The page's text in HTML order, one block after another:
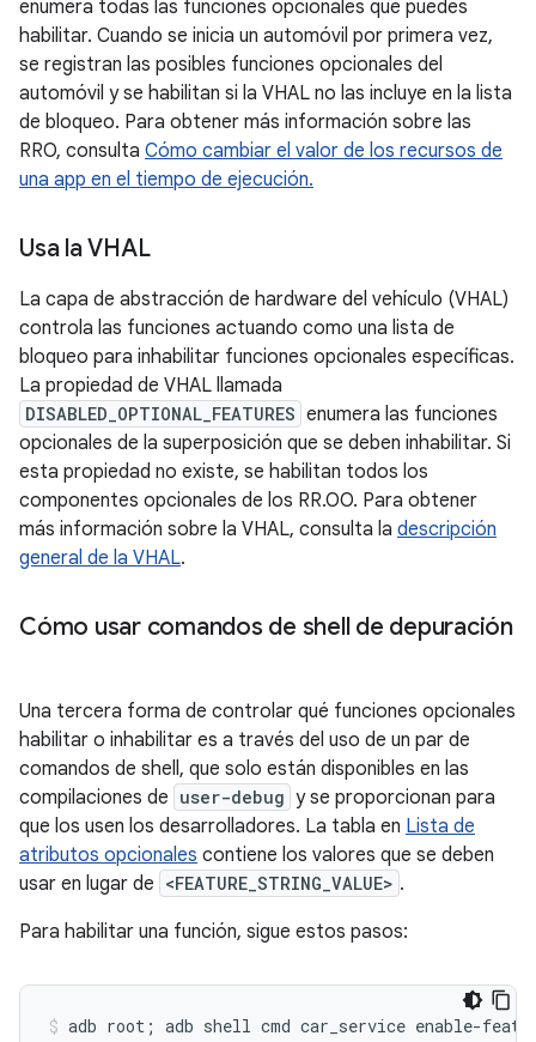
enumera todas las funciones opcionales que puedes
habilitar. Cuando se inicia un automóvil por primera vez,
se registran las posibles funciones opcionales del
automóvil y se habilitan si la VHAL no las incluye en la lista
de bloqueo. Para obtener más información sobre las
RRO, consulta Cómo cambiar el valor de los recursos de
una app en el tiempo de ejecución.
Usa la VHAL
La capa de abstracción de hardware del vehículo (VHAL)
controla las funciones actuando como una lista de
bloqueo para inhabilitar funciones opcionales específicas.
La propiedad de VHAL llamada
DISABLED_OPTIONAL_FEATURES enumera las funciones
opcionales de la superposición que se deben inhabilitar. Si
esta propiedad no existe, se habilitan todos los
componentes opcionales de los RR.OO. Para obtener
más información sobre la VHAL, consulta la descripción
general de la VHAL.
Cómo usar comandos de shell de depuración
Una tercera forma de controlar qué funciones opcionales
habilitar o inhabilitar es a través del uso de un par de
comandos de shell, que solo están disponibles en las
compilaciones de user-debug y se proporcionan para
que los usen los desarrolladores. La tabla en Lista de
atributos opcionales contiene los valores que se deben
usar en lugar de <FEATURE_STRING_VALUE> .
Para habilitar una función, sigue estos pasos: